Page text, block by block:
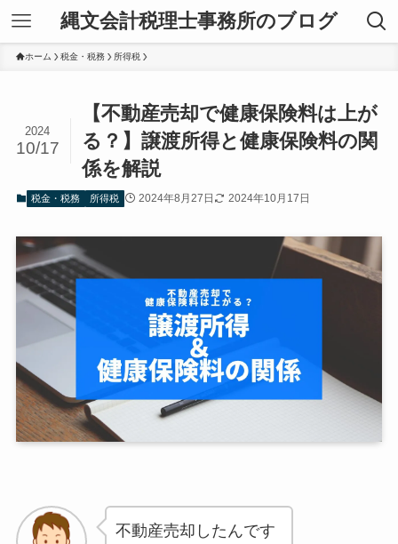
縄文会計税理士事務所のブログ
ホーム 税金・税務 所得税
【不動産売却で健康保険料は上が
る？】譲渡所得と健康保険料の関
係を解説
2024
10/17
税金・税務 所得税 2024年8月27日 2024年10月17日
不動産売却したんです